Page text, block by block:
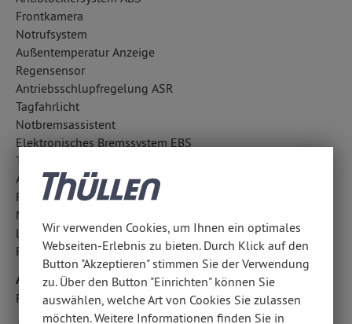
Frontkamera
Notrufsystem
Außentemperatur Anzeige
Regensensor
Antriebsschlupfregelung ASR
Tagfahrlicht
Notbremsassistent
Elektronisches Bremssystem EBS
Totwinkel-Assistent
Aufmerksamkeitsassistent
Reifendruckkontrolle
Nebelscheinwerfer
Lichtsensor
Fahrerassistenzpaket
Airbags
Fahrer- /Beifahrerairbag
Wir verwenden Cookies, um Ihnen ein optimales
Webseiten-Erlebnis zu bieten. Durch Klick auf den
Button "Akzeptieren" stimmen Sie der Verwendung
zu. Über den Button "Einrichten" können Sie
auswählen, welche Art von Cookies Sie zulassen
möchten. Weitere Informationen finden Sie in